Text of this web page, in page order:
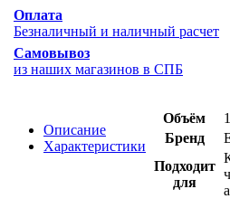
Оплата
Безналичный и наличный расчет
Самовывоз
из наших магазинов в СПБ
Описание
Характеристики
Объём
Бренд
Подходит
для